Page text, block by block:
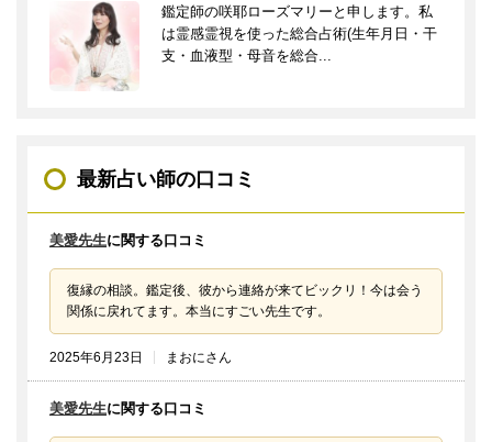
鑑定師の咲耶ローズマリーと申します。私
は霊感霊視を使った総合占術(生年月日・干
支・血液型・母音を総合...
最新占い師の口コミ
美愛先生に関する口コミ
復縁の相談。鑑定後、彼から連絡が来てビックリ！今は会う
関係に戻れてます。本当にすごい先生です。
2025年6月23日 まおにさん
美愛先生に関する口コミ